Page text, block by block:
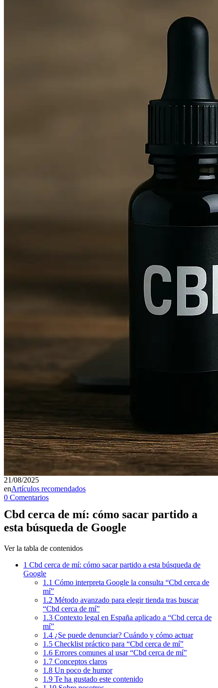
21/08/2025
enArtículos recomendados
0 Comentarios
Cbd cerca de mí: cómo sacar partido a
esta búsqueda de Google
Ver la tabla de contenidos
1 Cbd cerca de mí: cómo sacar partido a esta búsqueda de
Google
1.1 Cómo interpreta Google la consulta “Cbd cerca de
mí”
1.2 Método avanzado para elegir tienda tras buscar
“Cbd cerca de mí”
1.3 Contexto legal en España aplicado a “Cbd cerca de
mí”
1.4 ¿Se puede denunciar? Cuándo y cómo actuar
1.5 Checklist práctico para “Cbd cerca de mí”
1.6 Errores comunes al usar “Cbd cerca de mí”
1.7 Conceptos claros
1.8 Un poco de humor
1.9 Te ha gustado este contenido